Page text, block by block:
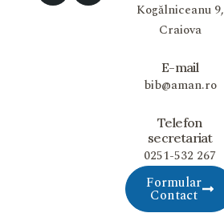
Kogălniceanu 9,
Craiova
E-mail
bib@aman.ro
Telefon
secretariat
0251-532 267
Formular
Contact